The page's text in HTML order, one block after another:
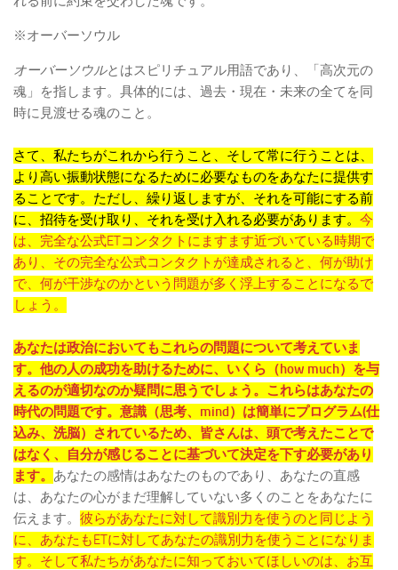
※オーバーソウル
オーバーソウルとはスピリチュアル用語であり、「高次元の
魂」を指します。具体的には、過去・現在・未来の全てを同
時に見渡せる魂のこと。
さて、私たちがこれから行うこと、そして常に行うことは、
より高い振動状態になるために必要なものをあなたに提供す
ることです。ただし、繰り返しますが、それを可能にする前
に、招待を受け取り、それを受け入れる必要があります。 今
は、完全な公式ETコンタクトにますます近づいている時期で
あり、その完全な公式コンタクトが達成されると、何が助け
で、何が干渉なのかという問題が多く浮上することになるで
しょう。
あなたは政治においてもこれらの問題について考えていま
す。他の人の成功を助けるために、いくら（how much）を与
えるのが適切なのか疑問に思うでしょう。これらはあなたの
時代の問題です。意識（思考、mind）は簡単にプログラム(仕
込み、洗脳）されているため、皆さんは、頭で考えたことで
はなく、自分が感じることに基づいて決定を下す必要があり
ます。 あなたの感情はあなたのものであり、あなたの直感
は、あなたの心がまだ理解していない多くのことをあなたに
伝えます。 彼らがあなたに対して識別力を使うのと同じよう
に、あなたもETに対してあなたの識別力を使うことになりま
す。そして私たちがあなたに知っておいてほしいのは、お互